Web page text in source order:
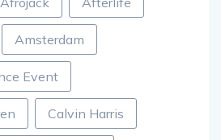
Amsterdam
Event
Calvin Harris